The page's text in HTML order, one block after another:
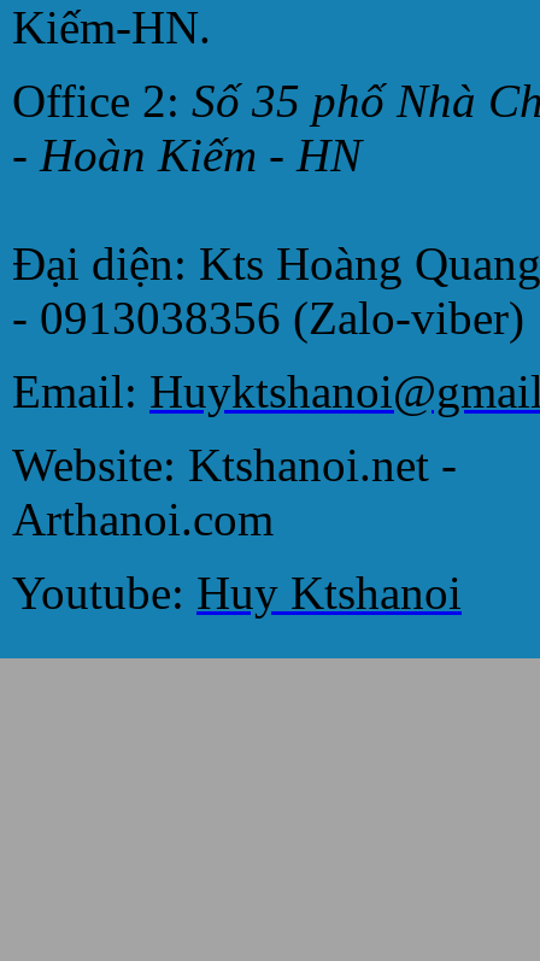
Kiếm-HN.
Office 2: Số 35 phố Nhà
- Hoàn Kiếm - HN
Đại diện: Kts Hoàng
- 0913038356 (Zalo-viber)
Email:
Website: Ktshanoi.net -
Arthanoi.com
Youtube: Huy Ktshanoi